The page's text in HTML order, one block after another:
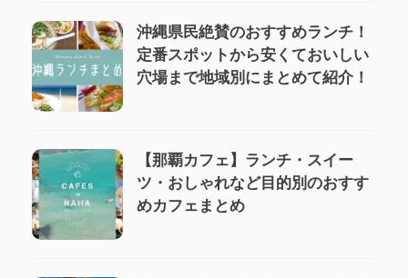
沖縄県民絶賛のおすすめランチ！
定番スポットから安くておいしい
穴場まで地域別にまとめて紹介！
【那覇カフェ】ランチ・スイー
ツ・おしゃれなど目的別のおすす
めカフェまとめ